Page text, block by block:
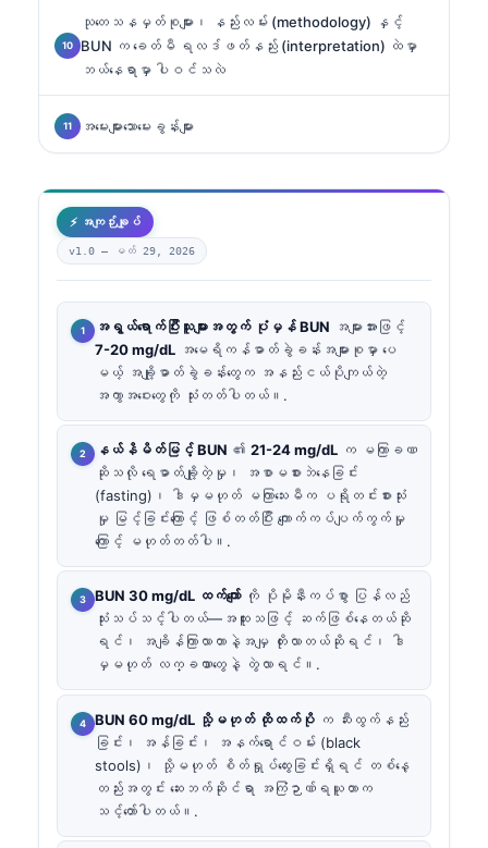
သုတေသနမှတ်စုများ၊ နည်းလမ်း (methodology) နှင့်
BUN က ခေတ်မီ ရလဒ်ဖတ်နည်း (interpretation) ထဲမှာ
ဘယ်နေရာမှာ ပါဝင်သလဲ
အမေးများသောမေးခွန်းများ
⚡ အကျဉ်းချုပ်
v1.0 — မတ် 29, 2026
အရွယ်ရောက်ပြီးသူများအတွက် ပုံမှန် BUN အများအားဖြင့်
7-20 mg/dL အမေရိကန်ဓာတ်ခွဲခန်းအများစုမှာ ပေ
မယ့် အချို့ဓာတ်ခွဲခန်းတွေက အနည်းငယ်ပိုကျယ်တဲ့
အကွာအဝေးတွေကို သုံးတတ်ပါတယ်။.
နယ်နိမိတ်မြင့် BUN ၏ 21-24 mg/dL က မကြာခဏ
ဆိုသလို ရေဓာတ်ချို့တဲ့မှု၊ အစာမစားဘဲနေခြင်း
(fasting)၊ ဒါမှမဟုတ် မကြာသေးမီက ပရိုတင်းစားသုံး
မှု မြင့်ခြင်းကြောင့် ဖြစ်တတ်ပြီး ကျောက်ကပ်ပျက်ကွက်မှု
ကြောင့် မဟုတ်တတ်ပါ။.
BUN 30 mg/dL ထက်ကျော်ကို ပိုမိုနီးကပ်စွာ ပြန်လည်
သုံးသပ်သင့်ပါတယ်—အထူးသဖြင့် ဆက်ဖြစ်နေတယ်ဆို
ရင်၊ အချိန်ကြာလာတာနဲ့အမျှ တိုးလာတယ်ဆိုရင်၊ ဒါ
မှမဟုတ် လက္ခဏာတွေနဲ့ တွဲလာရင်။.
BUN 60 mg/dL သို့မဟုတ် ထိုထက်ပို က ဆီးထွက်နည်း
ခြင်း၊ အန်ခြင်း၊ အနက်ရောင်ဝမ်း (black
stools)၊ သို့မဟုတ် စိတ်ရှုပ်ထွေးခြင်းရှိရင် တစ်နေ့
တည်းအတွင်း ဆေးဘက်ဆိုင်ရာ အကြံဉာဏ်ရယူတာက
သင့်တော်ပါတယ်။.